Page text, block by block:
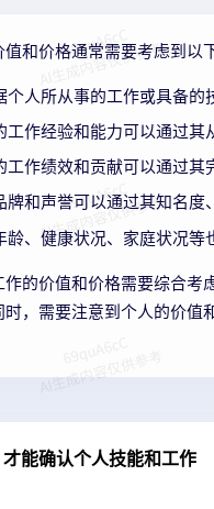
能确认个人技能和工作